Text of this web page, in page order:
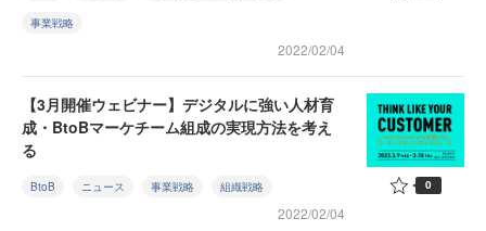
事業戦略
2022/02/04
【3月開催ウェビナー】デジタルに強い人材育
成・BtoBマーケチーム組成の実現方法を考え
る
BtoB ニュース 事業戦略 組織戦略
2022/02/04
0